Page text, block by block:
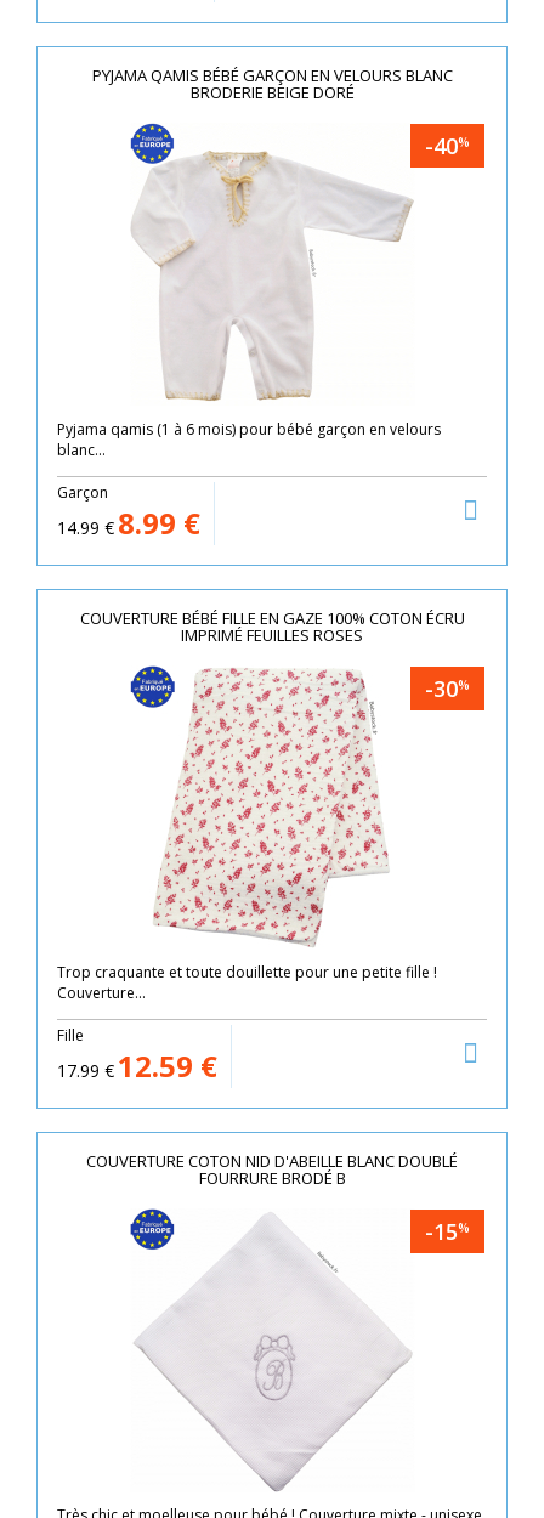
PYJAMA QAMIS BÉBÉ GARÇON EN VELOURS BLANC
BRODERIE BEIGE DORÉ
-40%
Pyjama qamis (1 à 6 mois) pour bébé garçon en velours
blanc...
Garçon
14.99 € 8.99 €
COUVERTURE BÉBÉ FILLE EN GAZE 100% COTON ÉCRU
IMPRIMÉ FEUILLES ROSES
-30%
Trop craquante et toute douillette pour une petite fille !
Couverture...
Fille
17.99 € 12.59 €
COUVERTURE COTON NID D'ABEILLE BLANC DOUBLÉ
FOURRURE BRODÉ B
-15%